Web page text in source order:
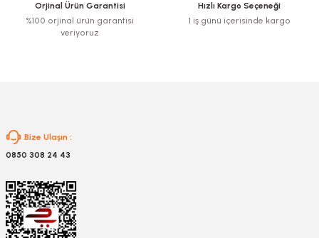
ve Bisiklet
Orjinal Ürün Garantisi
%100 orjinal ürün garantisi
veriyoruz
Hızlı Kargo Seçeneği
1 iş günü içerisinde kargo
Bize Ulaşın :
0850 308 24 43